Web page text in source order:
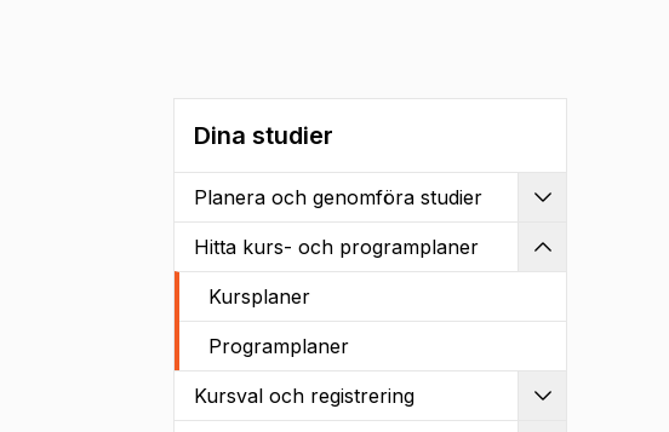
Dina studier
Planera och genomföra studier
Hitta kurs- och programplaner
Kursplaner
Programplaner
Kursval och registrering